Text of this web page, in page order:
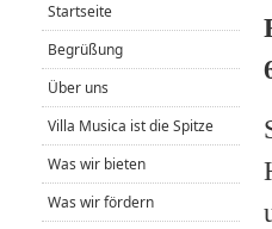
Startseite
Begrüßung
Über uns
Villa Musica ist die Spitze
Was wir bieten
Was wir fördern